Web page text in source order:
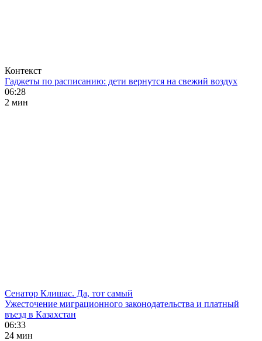
Контекст
Гаджеты по расписанию: дети вернутся на свежий воздух
06:28
2 мин
Сенатор Клишас. Да, тот самый
Ужесточение миграционного законодательства и платный
въезд в Казахстан
06:33
24 мин